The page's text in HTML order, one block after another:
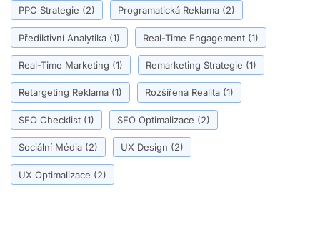
PPC Strategie (2) Programatická Reklama (2)
Přediktivní Analytika (1) Real-Time Engagement (1)
Real-Time Marketing (1) Remarketing Strategie (1)
Retargeting Reklama (1) Rozšířená Realita (1)
SEO Checklist (1) SEO Optimalizace (2)
Sociální Média (2) UX Design (2)
UX Optimalizace (2)